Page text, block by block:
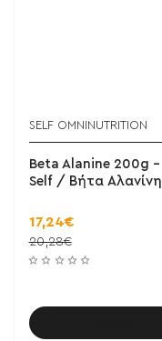
SELF OMNINUTRITION
Beta Alanine 200g -
Self / Βήτα Αλανίνη
17,24€
20,28€